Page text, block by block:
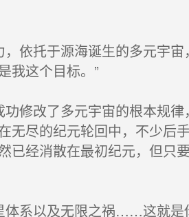
依托于源海诞生的多元宇
我这个目标。”
修改了多元宇宙的根本规
无尽的纪元轮回中，不少后
已经消散在最初纪元，但只
系以及无限之祸……这就是